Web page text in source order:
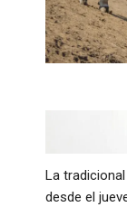
La
desde el